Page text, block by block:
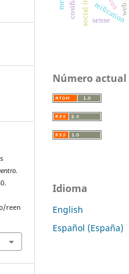
reen
reification
sense
Número actual
Idioma
English
Español (España)